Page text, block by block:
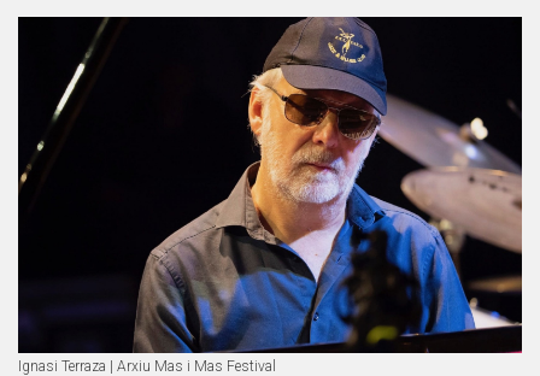
Ignasi Terraza | Arxiu Mas i Mas Festival